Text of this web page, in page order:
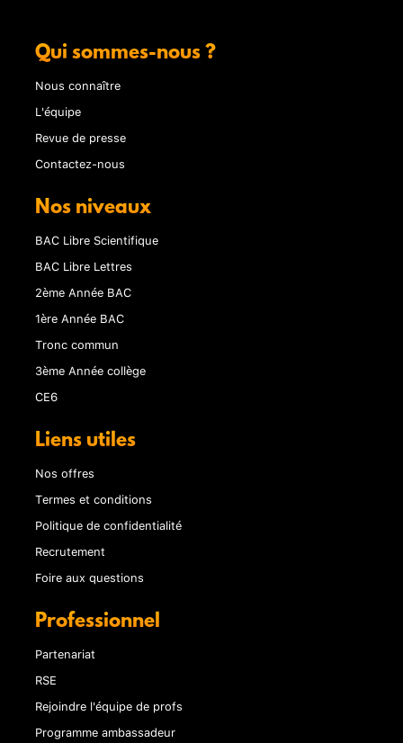
Qui sommes-nous ?
Nous connaître
L'équipe
Revue de presse
Contactez-nous
Nos niveaux
BAC Libre Scientifique
BAC Libre Lettres
2ème Année BAC
1ère Année BAC
Tronc commun
3ème Année collège
CE6
Liens utiles
Nos offres
Termes et conditions
Politique de confidentialité
Recrutement
Foire aux questions
Professionnel
Partenariat
RSE
Rejoindre l'équipe de profs
Programme ambassadeur